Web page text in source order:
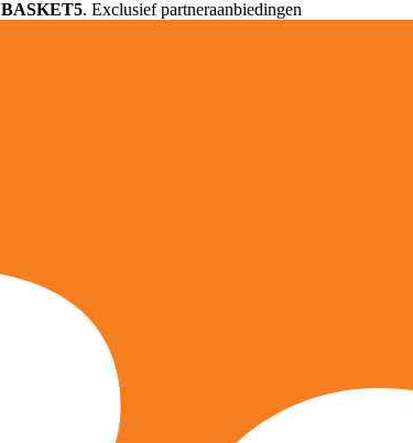
BASKET5. Exclusief partneraanbiedingen